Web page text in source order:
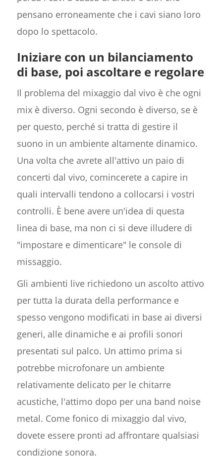
pensano erroneamente che i cavi siano loro
dopo lo spettacolo.
Iniziare con un bilanciamento
di base, poi ascoltare e regolare
Il problema del mixaggio dal vivo è che ogni
mix è diverso. Ogni secondo è diverso, se è
per questo, perché si tratta di gestire il
suono in un ambiente altamente dinamico.
Una volta che avrete all'attivo un paio di
concerti dal vivo, comincerete a capire in
quali intervalli tendono a collocarsi i vostri
controlli. È bene avere un'idea di questa
linea di base, ma non ci si deve illudere di
"impostare e dimenticare" le console di
missaggio.
Gli ambienti live richiedono un ascolto attivo
per tutta la durata della performance e
spesso vengono modificati in base ai diversi
generi, alle dinamiche e ai profili sonori
presentati sul palco. Un attimo prima si
potrebbe microfonare un ambiente
relativamente delicato per le chitarre
acustiche, l'attimo dopo per una band noise
metal. Come fonico di mixaggio dal vivo,
dovete essere pronti ad affrontare qualsiasi
condizione sonora.